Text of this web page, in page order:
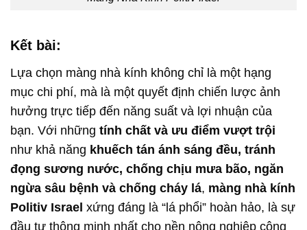
Kết bài:
Lựa chọn màng nhà kính không chỉ là một hạng
mục chi phí, mà là một quyết định chiến lược ảnh
hưởng trực tiếp đến năng suất và lợi nhuận của
bạn. Với những tính chất và ưu điểm vượt trội
như khả năng khuếch tán ánh sáng đều, tránh
đọng sương nước, chống chịu mưa bão, ngăn
ngừa sâu bệnh và chống cháy lá, màng nhà kính
Politiv Israel xứng đáng là “lá phổi” hoàn hảo, là sự
đầu tư thông minh nhất cho nền nông nghiệp công